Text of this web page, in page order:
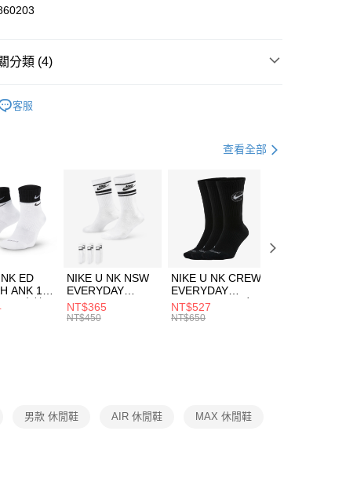
華商業銀行
業銀行
際商業銀行
先享後付」】
：先確認商品／服務後，再付款。
先享後付」結帳流程】
帳方式選擇「AFTEE先享後付」後，將跳轉至「AFTEE先享後
頁面，進行簡訊認證並確認金額後，即可完成結帳。
成立數日內，您將收到繳費通知簡訊。
繳費通知簡訊後14天內，點擊此簡訊中的連結，可透過四大超商
網路銀行／等多元方式進行付款，方視為交易完成。
：結帳手續完成當下不需立刻繳費，但若您需要取消訂單，請聯
品的店家。未經商家同意取消之訂單仍視為有效，需透過AFTEE
繳納相關費用。
由恩沛科技股份有限公司提供之「AFTEE先享後付」服務完成之
依本服務之必要範圍內提供個人資料，並將交易相關給付款項請
，滿NT$1,500(含以上)免運費
，滿NT$1,500(含以上)免運費
分類 (4)
客服
查看全部
ED
ANK 1P
男 中統
NIKE U NK NSW
EVERYDAY
ESSENTIAL CR
男女 短統襪
NT$365
NT$450
NIKE U NK CREW
EVERYDAY
BBALL 3PR 男女
長統襪
NT$527
NT$650
男款 休閒鞋 AIR 休閒鞋 MAX 休閒鞋